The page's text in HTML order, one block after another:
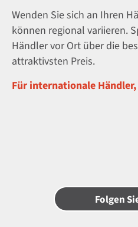
Wenden Sie sich an Ihren
können regional variieren.
Händler vor Ort über die
attraktivsten Preis.
Für internationale
Folgen